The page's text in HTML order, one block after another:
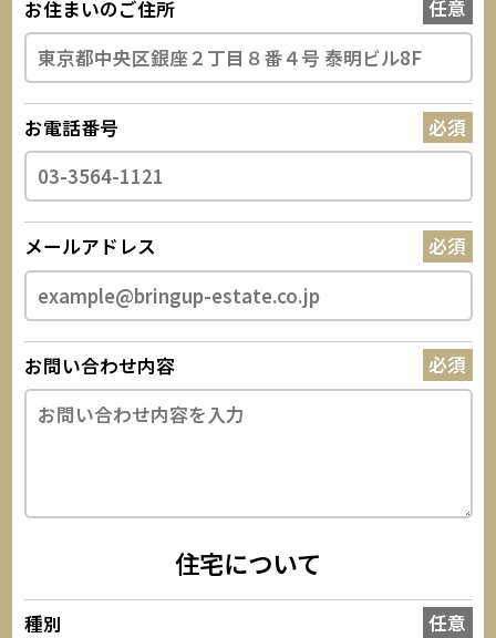
お住まいのご住所
お電話番号
メールアドレス
お問い合わせ内容
住宅について
種別